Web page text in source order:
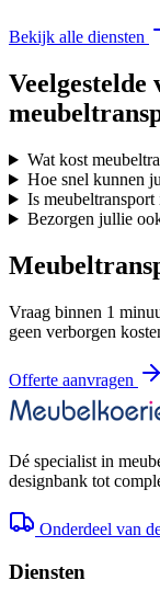
Bekijk alle diensten
Veelgestelde
Wat kost
Hoe snel kunnen
Is
Bezorgen jullie
Vraag binnen 1
geen verborgen
Offerte aanvragen
Dé specialist in
designbank tot
Onderdeel van
Diensten